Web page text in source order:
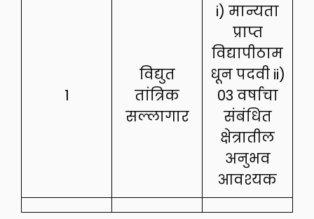
1
विद्युत
तांत्रिक
सल्लागार
i) मान्यता
प्राप्त
विद्यापीठाम
धून पदवी ii)
03 वर्षाचा
संबंधित
क्षेत्रातील
अनुभव
आवश्यक